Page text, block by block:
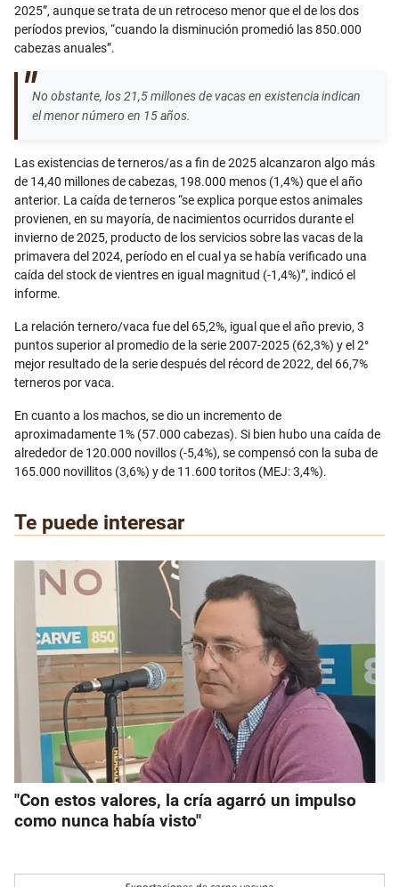
2025”, aunque se trata de un retroceso menor que el de los dos
períodos previos, “cuando la disminución promedió las 850.000
cabezas anuales”.
No obstante, los 21,5 millones de vacas en existencia indican
el menor número en 15 años.
Las existencias de terneros/as a fin de 2025 alcanzaron algo más
de 14,40 millones de cabezas, 198.000 menos (1,4%) que el año
anterior. La caída de terneros “se explica porque estos animales
provienen, en su mayoría, de nacimientos ocurridos durante el
invierno de 2025, producto de los servicios sobre las vacas de la
primavera del 2024, período en el cual ya se había verificado una
caída del stock de vientres en igual magnitud (-1,4%)”, indicó el
informe.
La relación ternero/vaca fue del 65,2%, igual que el año previo, 3
puntos superior al promedio de la serie 2007-2025 (62,3%) y el 2°
mejor resultado de la serie después del récord de 2022, del 66,7%
terneros por vaca.
En cuanto a los machos, se dio un incremento de
aproximadamente 1% (57.000 cabezas). Si bien hubo una caída de
alrededor de 120.000 novillos (-5,4%), se compensó con la suba de
165.000 novillitos (3,6%) y de 11.600 toritos (MEJ: 3,4%).
Te puede interesar
"Con estos valores, la cría agarró un impulso
como nunca había visto"